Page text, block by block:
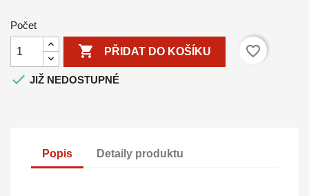
Počet
 PŘIDAT DO KOŠÍKU
favorite_border
 JIŽ NEDOSTUPNÉ
Popis Detaily produktu